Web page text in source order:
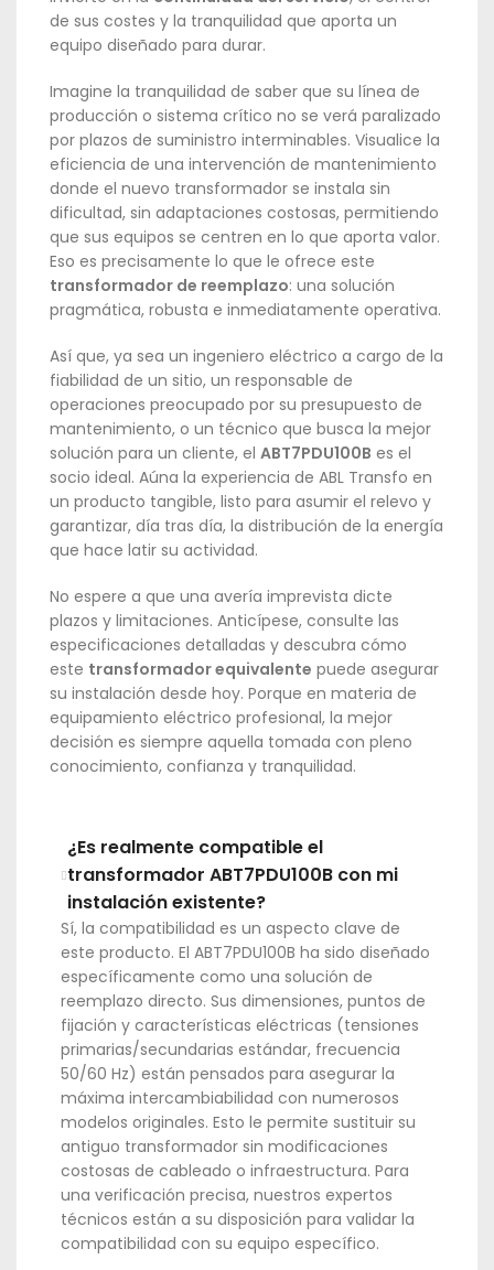
de sus costes y la tranquilidad que aporta un
equipo diseñado para durar.
Imagine la tranquilidad de saber que su línea de
producción o sistema crítico no se verá paralizado
por plazos de suministro interminables. Visualice la
eficiencia de una intervención de mantenimiento
donde el nuevo transformador se instala sin
dificultad, sin adaptaciones costosas, permitiendo
que sus equipos se centren en lo que aporta valor.
Eso es precisamente lo que le ofrece este
transformador de reemplazo: una solución
pragmática, robusta e inmediatamente operativa.
Así que, ya sea un ingeniero eléctrico a cargo de la
fiabilidad de un sitio, un responsable de
operaciones preocupado por su presupuesto de
mantenimiento, o un técnico que busca la mejor
solución para un cliente, el ABT7PDU100B es el
socio ideal. Aúna la experiencia de ABL Transfo en
un producto tangible, listo para asumir el relevo y
garantizar, día tras día, la distribución de la energía
que hace latir su actividad.
No espere a que una avería imprevista dicte
plazos y limitaciones. Anticípese, consulte las
especificaciones detalladas y descubra cómo
este transformador equivalente puede asegurar
su instalación desde hoy. Porque en materia de
equipamiento eléctrico profesional, la mejor
decisión es siempre aquella tomada con pleno
conocimiento, confianza y tranquilidad.
¿Es realmente compatible el
transformador ABT7PDU100B con mi
instalación existente?
Sí, la compatibilidad es un aspecto clave de
este producto. El ABT7PDU100B ha sido diseñado
específicamente como una solución de
reemplazo directo. Sus dimensiones, puntos de
fijación y características eléctricas (tensiones
primarias/secundarias estándar, frecuencia
50/60 Hz) están pensados para asegurar la
máxima intercambiabilidad con numerosos
modelos originales. Esto le permite sustituir su
antiguo transformador sin modificaciones
costosas de cableado o infraestructura. Para
una verificación precisa, nuestros expertos
técnicos están a su disposición para validar la
compatibilidad con su equipo específico.